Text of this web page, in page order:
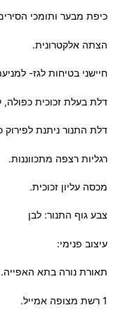
כיפת מבער ותומכי
הצתה אלקטרונית.
חיישני בטיחות לגז-
דלת בעלת זכוכית
דלת התנור ניתנת
רגליות רצפה מתכווננות.
מכסה עליון זכוכית.
צבע גוף התנור: לבן
עיצוב פנימי:
תאורת נורה בתא האפייה.
1 רשת מצופה אמייל.